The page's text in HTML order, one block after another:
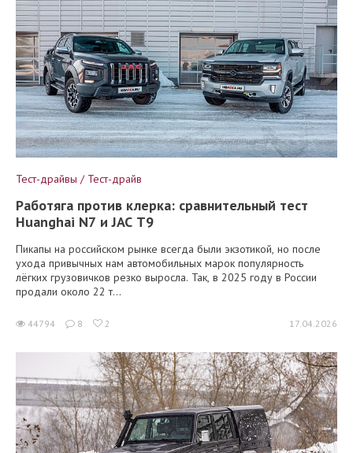
Тест-драйвы / Тест-драйв
Работяга против клерка: сравнительный тест
Huanghai N7 и JAC T9
Пикапы на российском рынке всегда были экзотикой, но после
ухода привычных нам автомобильных марок популярность
лёгких грузовичков резко выросла. Так, в 2025 году в России
продали около 22 т...
44794 8 2 17.04.2026